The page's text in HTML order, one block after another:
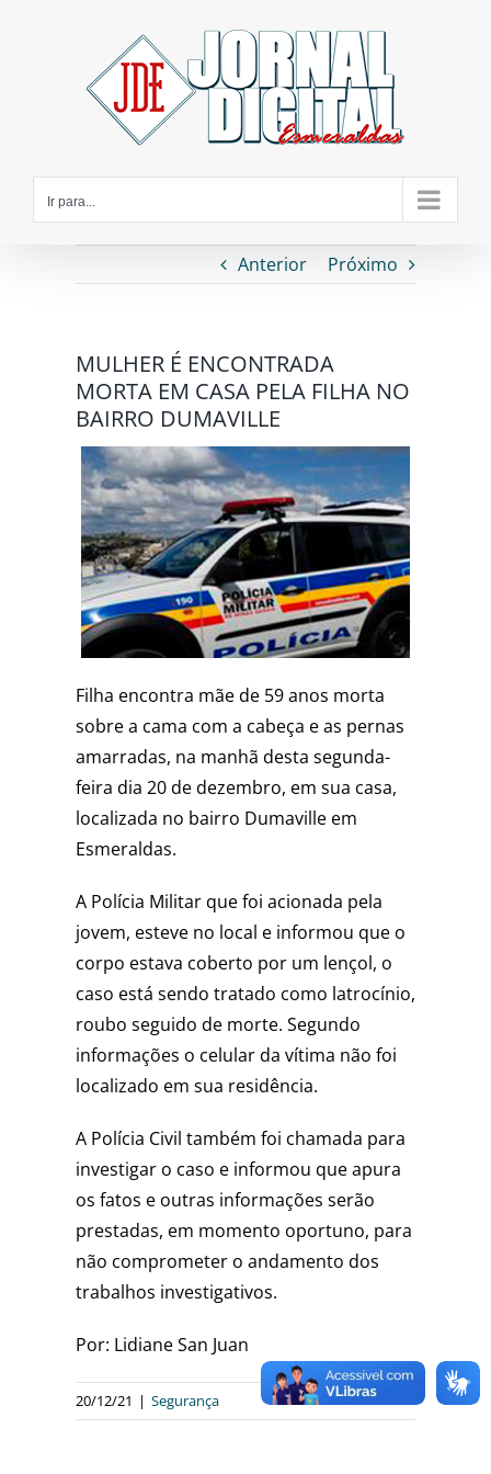
Ir para...
Anterior Próximo
MULHER É ENCONTRADA
MORTA EM CASA PELA FILHA NO
BAIRRO DUMAVILLE
Filha encontra mãe de 59 anos morta
sobre a cama com a cabeça e as pernas
amarradas, na manhã desta segunda-
feira dia 20 de dezembro, em sua casa,
localizada no bairro Dumaville em
Esmeraldas.
A Polícia Militar que foi acionada pela
jovem, esteve no local e informou que o
corpo estava coberto por um lençol, o
caso está sendo tratado como latrocínio,
roubo seguido de morte. Segundo
informações o celular da vítima não foi
localizado em sua residência.
A Polícia Civil também foi chamada para
investigar o caso e informou que apura
os fatos e outras informações serão
prestadas, em momento oportuno, para
não comprometer o andamento dos
trabalhos investigativos.
Por: Lidiane San Juan
20/12/21 | Segurança